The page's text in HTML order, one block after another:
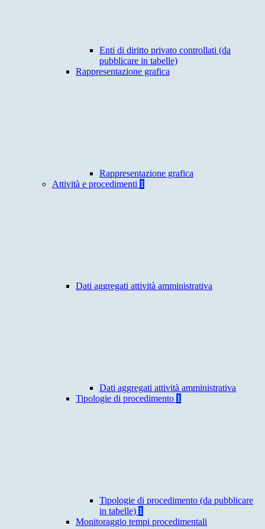
Enti di diritto privato controllati (da
pubblicare in tabelle)
Rappresentazione grafica
Rappresentazione grafica
Attività e procedimenti 1
Dati aggregati attività amministrativa
Dati aggregati attività amministrativa
Tipologie di procedimento 1
Tipologie di procedimento (da pubblicare
in tabelle) 1
Monitoraggio tempi procedimentali